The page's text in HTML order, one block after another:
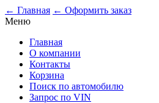
← Главная ← Оформить заказ
Меню
Главная
О компании
Контакты
Корзина
Поиск по автомобилю
Запрос по VIN